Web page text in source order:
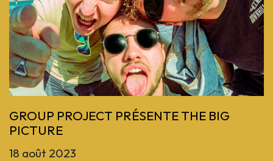
GROUP PROJECT PRÉSENTE THE BIG
PICTURE
18 août 2023
Previous